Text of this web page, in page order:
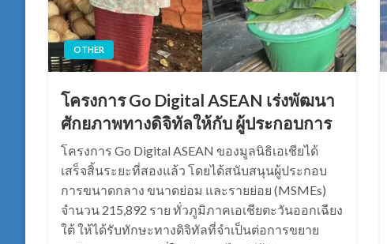
OTHER
โครงการ Go Digital ASEAN เร่งพัฒนา
ศักยภาพทางดิจิทัลให้กับ ผู้ประกอบการ
โครงการ Go Digital ASEAN ของมูลนิธิเอเชียได้
เสร็จสิ้นระยะที่สองแล้ว โดยได้สนับสนุนผู้ประกอบ
การขนาดกลาง ขนาดย่อม และรายย่อย (MSMEs)
จำนวน 215,892 ราย ทั่วภูมิภาคเอเชียตะวันออกเฉียง
ใต้ ให้ได้รับทักษะทางดิจิทัลที่จำเป็นต่อการขยาย